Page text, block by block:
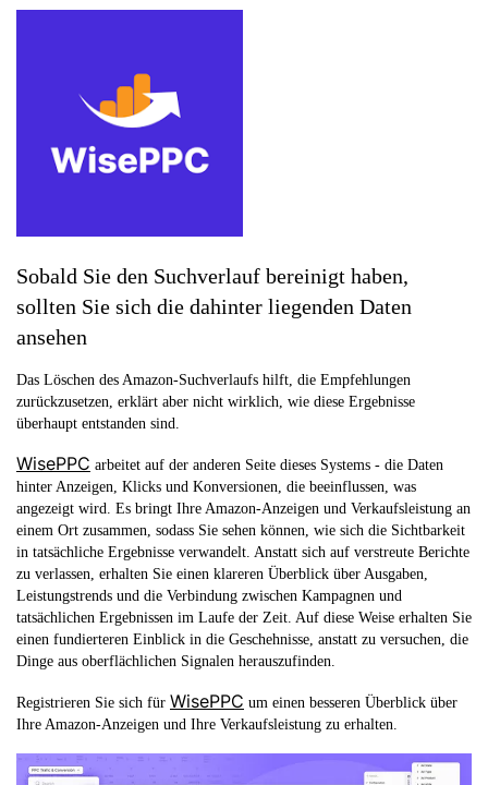
Sobald Sie den Suchverlauf bereinigt haben,
sollten Sie sich die dahinter liegenden Daten
ansehen
Das Löschen des Amazon-Suchverlaufs hilft, die Empfehlungen
zurückzusetzen, erklärt aber nicht wirklich, wie diese Ergebnisse
überhaupt entstanden sind.
WisePPC arbeitet auf der anderen Seite dieses Systems - die Daten
hinter Anzeigen, Klicks und Konversionen, die beeinflussen, was
angezeigt wird. Es bringt Ihre Amazon-Anzeigen und Verkaufsleistung an
einem Ort zusammen, sodass Sie sehen können, wie sich die Sichtbarkeit
in tatsächliche Ergebnisse verwandelt. Anstatt sich auf verstreute Berichte
zu verlassen, erhalten Sie einen klareren Überblick über Ausgaben,
Leistungstrends und die Verbindung zwischen Kampagnen und
tatsächlichen Ergebnissen im Laufe der Zeit. Auf diese Weise erhalten Sie
einen fundierteren Einblick in die Geschehnisse, anstatt zu versuchen, die
Dinge aus oberflächlichen Signalen herauszufinden.
Registrieren Sie sich für WisePPC um einen besseren Überblick über
Ihre Amazon-Anzeigen und Ihre Verkaufsleistung zu erhalten.